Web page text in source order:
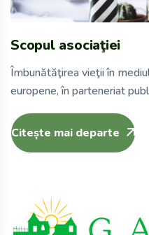
Scopul asociaţiei
Îmbunătăţirea vieţii în
europene, în parteneriat
Citește mai departe